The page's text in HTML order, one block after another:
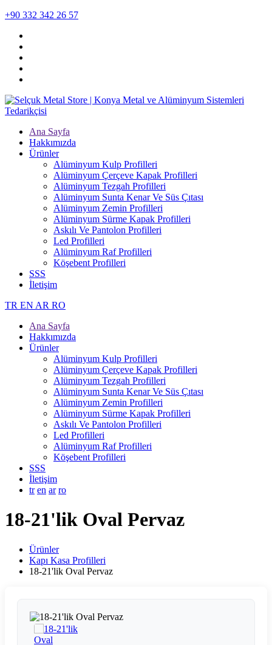
+90 332 342 26 57
Ana Sayfa
Hakkımızda
Ürünler
Alüminyum Kulp Profilleri
Alüminyum Çerçeve Kаpаk Profilleri
Alüminyum Tezgah Profilleri
Alüminyum Sunta Kenar Ve Süs Çıtası
Alüminyum Zemin Profilleri
Alüminyum Sürme Kapak Profilleri
Askılı Ve Pantolon Profilleri
Led Profilleri
Alüminyum Raf Profilleri
Köşebent Profilleri
SSS
İletişim
TR EN AR RO
Ana Sayfa
Hakkımızda
Ürünler
Alüminyum Kulp Profilleri
Alüminyum Çerçeve Kаpаk Profilleri
Alüminyum Tezgah Profilleri
Alüminyum Sunta Kenar Ve Süs Çıtası
Alüminyum Zemin Profilleri
Alüminyum Sürme Kapak Profilleri
Askılı Ve Pantolon Profilleri
Led Profilleri
Alüminyum Raf Profilleri
Köşebent Profilleri
SSS
İletişim
tr en ar ro
18-21'lik Oval Pervaz
Ürünler
Kapı Kasa Profilleri
18-21'lik Oval Pervaz